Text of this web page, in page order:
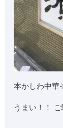
本かしわ中華
うまい！！ ご